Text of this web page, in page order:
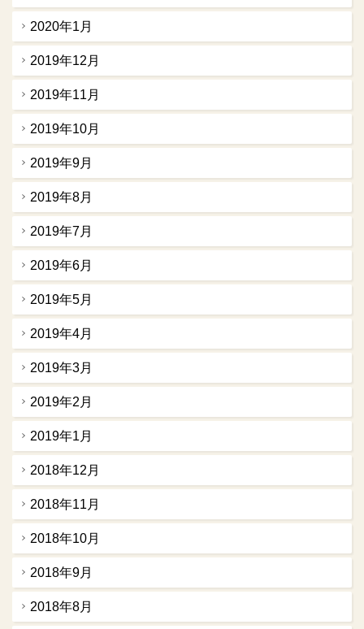
2020年1月
2019年12月
2019年11月
2019年10月
2019年9月
2019年8月
2019年7月
2019年6月
2019年5月
2019年4月
2019年3月
2019年2月
2019年1月
2018年12月
2018年11月
2018年10月
2018年9月
2018年8月